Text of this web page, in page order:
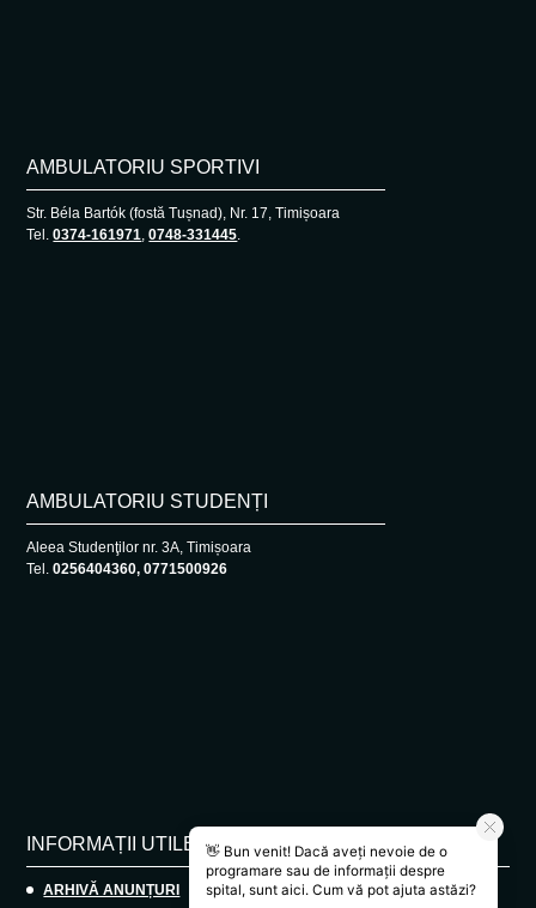
AMBULATORIU SPORTIVI
Str. Béla Bartók (fostă Tușnad), Nr. 17, Timișoara
Tel.0374-161971,0748-331445.
AMBULATORIU STUDENȚI
Aleea Studenţilor nr. 3A, Timișoara
Tel.0256404360, 0771500926
INFORMAȚII UTILE
ARHIVĂ ANUNȚURI